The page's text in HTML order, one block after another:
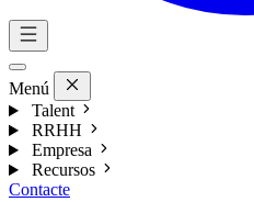
Menú
Talent
RRHH
Empresa
Recursos
Contacte